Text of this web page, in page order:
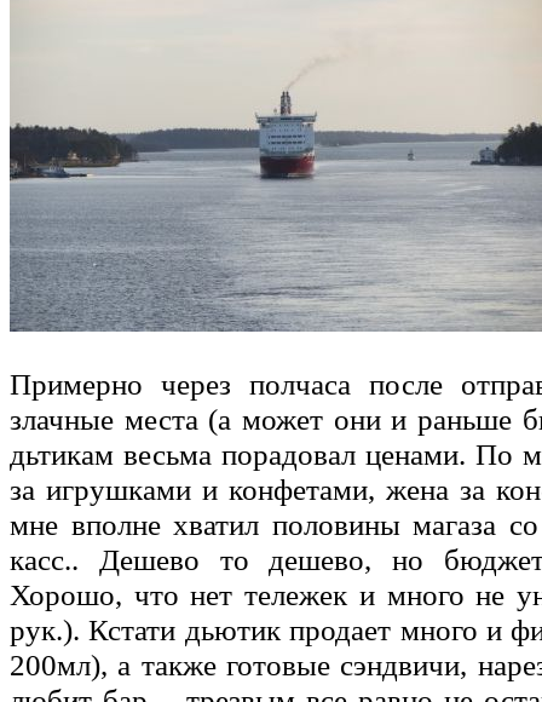
Примерно через полчаса после
злачные места (а может они и раньше
дьтикам весьма порадовал ценами. По
за игрушками и конфетами, жена за
мне вполне хватил половины магаза
касс.. Дешево то дешево, но
Хорошо, что нет тележек и много не
рук.). Кстати дьютик продает много и
200мл), а также готовые сэндвичи,